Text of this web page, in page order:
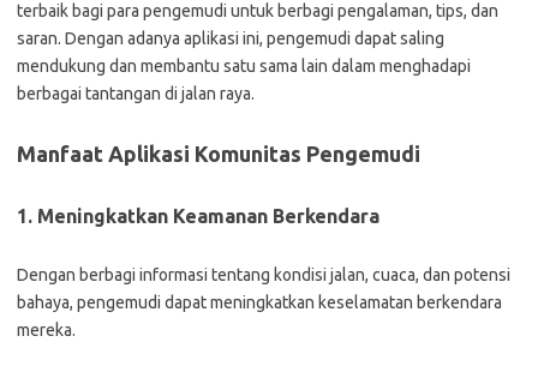
terbaik bagi para pengemudi untuk berbagi pengalaman, tips, dan
saran. Dengan adanya aplikasi ini, pengemudi dapat saling
mendukung dan membantu satu sama lain dalam menghadapi
berbagai tantangan di jalan raya.
Manfaat Aplikasi Komunitas Pengemudi
1. Meningkatkan Keamanan Berkendara
Dengan berbagi informasi tentang kondisi jalan, cuaca, dan potensi
bahaya, pengemudi dapat meningkatkan keselamatan berkendara
mereka.